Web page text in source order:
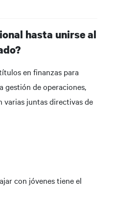
hasta unirse al
en finanzas para
gestión de operaciones,
varias juntas directivas de
con jóvenes tiene el